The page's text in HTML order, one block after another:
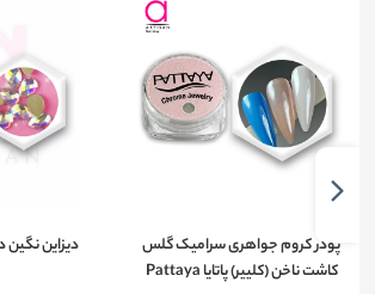
پودر کروم جواهری سرامیک گلس
کاشت ناخن (کلییر) پاتایا Pattaya
دیزاین